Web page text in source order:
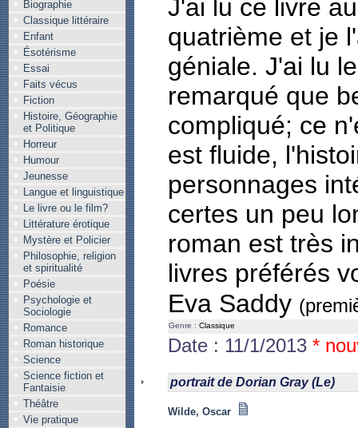
Biographie
Classique littéraire
Enfant
Ésotérisme
Essai
Faits vécus
Fiction
Histoire, Géographie
et Politique
Horreur
Humour
Jeunesse
Langue et linguistique
Le livre ou le film?
Littérature érotique
Mystère et Policier
Philosophie, religion
et spiritualité
Poésie
Psychologie et
Sociologie
Romance
Roman historique
Science
Science fiction et
Fantaisie
Théâtre
Vie pratique
J'ai lu ce livre
quatrième et je
géniale. J'ai lu
remarqué que
compliqué; ce
est fluide,
personnages
certes un peu
roman est très
livres préférés
Eva Saddy
Genre : Classique
Date : 11/1/2013 *
portrait de Dorian Gray (Le)
Wilde, Oscar